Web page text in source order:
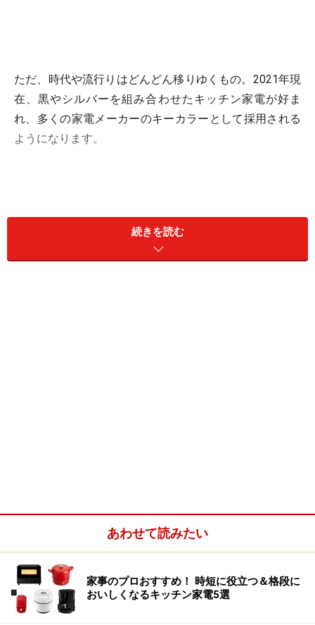
ただ、時代や流行りはどんどん移りゆくもの。2021年現
在、黒やシルバーを組み合わせたキッチン家電が好ま
れ、多くの家電メーカーのキーカラーとして採用される
ようになります。
続きを読む
あわせて読みたい
家事のプロおすすめ！ 時短に役立つ＆格段に
おいしくなるキッチン家電5選